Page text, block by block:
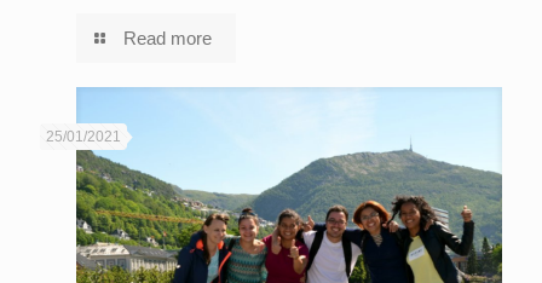
Read more
25/01/2021